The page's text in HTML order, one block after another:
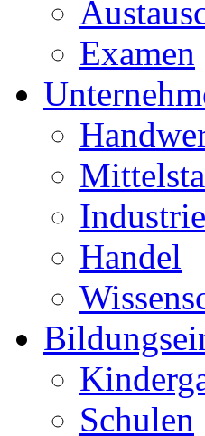
Examen
Industrie
Handel
Schulen